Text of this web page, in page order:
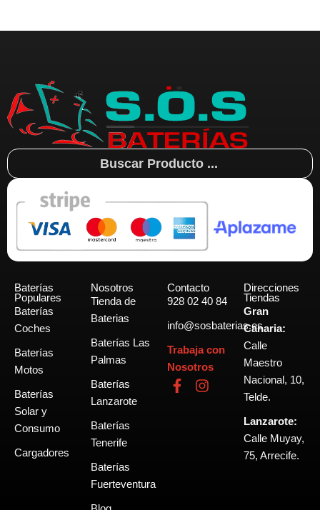
Search
...
Baterías
Populares
Baterías
Coches
Baterías
Motos
Baterías
Solar y
Consumo
Cargadores
Nosotros
Tienda de
Baterias
Baterías Las
Palmas
Baterías
Lanzarote
Baterías
Tenerife
Baterías
Fuerteventura
Contacto
928 02 40 84
info@sosbaterias.es
Trabaja con
Nosotros
F
a
I
n
Direcciones
Tiendas
Gran
Canaria:
Calle
Maestro
Nacional, 10,
Telde.
Lanzarote:
Calle Muyay,
75, Arrecife.